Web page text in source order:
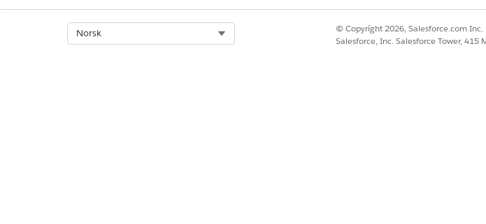
For å forsikre deg om at alle publiserte kreditnotaer tildeles et
kreditnotaer.
Når du har slått på funksjoner for sekvensiell nummerering,
Norsk
© Copyright 2026, Salesforce.com
Salesforce, Inc. Salesforce Tower, 415